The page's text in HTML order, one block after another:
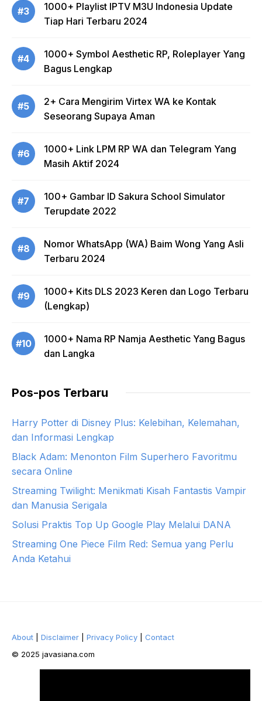
#3
1000+ Playlist IPTV M3U Indonesia Update
Tiap Hari Terbaru 2024
#4
1000+ Symbol Aesthetic RP, Roleplayer Yang
Bagus Lengkap
#5
2+ Cara Mengirim Virtex WA ke Kontak
Seseorang Supaya Aman
#6
1000+ Link LPM RP WA dan Telegram Yang
Masih Aktif 2024
#7
100+ Gambar ID Sakura School Simulator
Terupdate 2022
#8
Nomor WhatsApp (WA) Baim Wong Yang Asli
Terbaru 2024
#9
1000+ Kits DLS 2023 Keren dan Logo Terbaru
(Lengkap)
#10
1000+ Nama RP Namja Aesthetic Yang Bagus
dan Langka
Pos-pos Terbaru
Harry Potter di Disney Plus: Kelebihan, Kelemahan,
dan Informasi Lengkap
Black Adam: Menonton Film Superhero Favoritmu
secara Online
Streaming Twilight: Menikmati Kisah Fantastis Vampir
dan Manusia Serigala
Solusi Praktis Top Up Google Play Melalui DANA
Streaming One Piece Film Red: Semua yang Perlu
Anda Ketahui
About Disclaimer Privacy Policy
Contact
© 2025 javasiana.com